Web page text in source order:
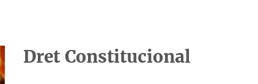
Dret Constitucional